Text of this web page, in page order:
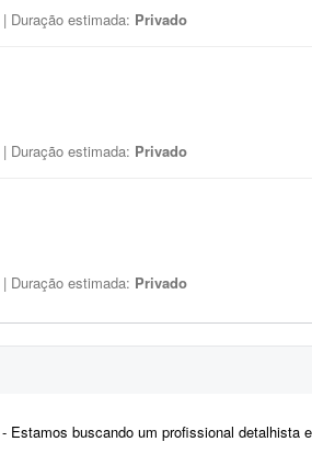
| Duração estimada: Privado
| Duração estimada: Privado
| Duração estimada: Privado
- Estamos buscando um profissional detalhista e eficiente para otimizar inúmeros